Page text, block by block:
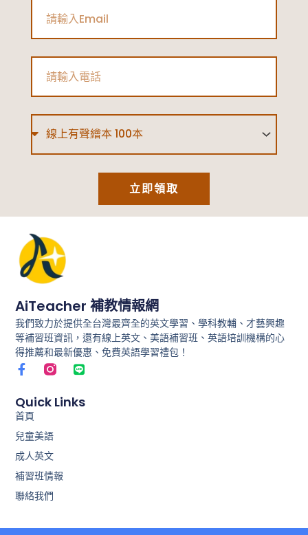
立即領取
AiTeacher 補教情報網
我們致力於提供全台灣最齊全的英文學習、學科教輔、才藝興趣
等補習班資訊，還有線上英文、美語補習班、英語培訓機構的心
得推薦和最新優惠、免費英語學習禮包！
F
a
e
b
o
o
k
-
f
L
i
e
Quick Links
首頁
兒童美語
成人英文
補習班情報
聯絡我們